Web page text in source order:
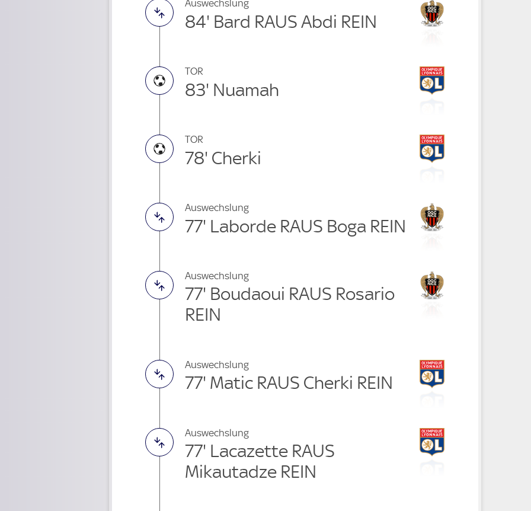
Auswechslung
84' Bard RAUS Abdi REIN
TOR
83' Nuamah
TOR
78' Cherki
Auswechslung
77' Laborde RAUS Boga REIN
Auswechslung
77' Boudaoui RAUS Rosario
REIN
Auswechslung
77' Matic RAUS Cherki REIN
Auswechslung
77' Lacazette RAUS
Mikautadze REIN